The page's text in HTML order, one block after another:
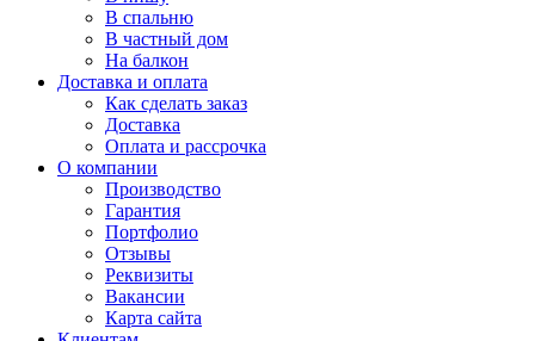
В спальню
В частный дом
На балкон
Доставка и оплата
Как сделать заказ
Доставка
Оплата и рассрочка
О компании
Производство
Гарантия
Портфолио
Отзывы
Реквизиты
Вакансии
Карта сайта